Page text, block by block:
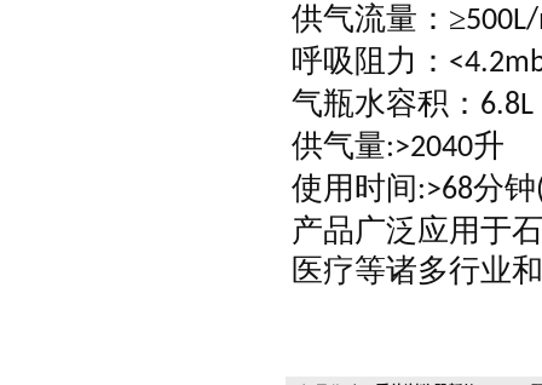
供气流量： ≥
呼吸阻力：
气瓶水容积： 6.8L
供气量:>2040升
使用时间 :>68分钟
产品广泛应用于
医疗等诸多行业